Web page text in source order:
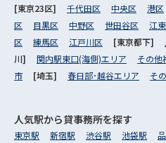
[東京23区] 千代田区 中央区 港区
区
目黒区 中野区 世田谷区 江
区
練馬区 江戸川区 [東京都下]
川] 関内駅東口(海側)エリア その他
市
[埼玉] 春日部･越谷エリア そ
人気駅から貸事務所を探す
東京駅 新宿駅 渋谷駅 池袋駅